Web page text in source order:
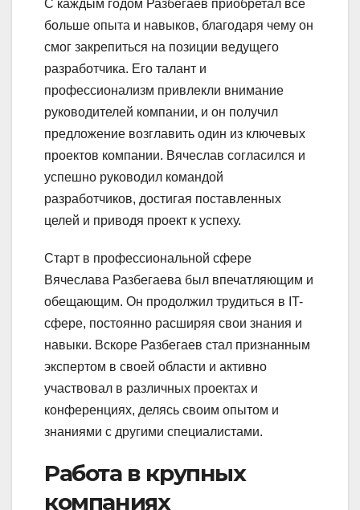
С каждым годом Разбегаев приобретал все
больше опыта и навыков, благодаря чему он
смог закрепиться на позиции ведущего
разработчика. Его талант и
профессионализм привлекли внимание
руководителей компании, и он получил
предложение возглавить один из ключевых
проектов компании. Вячеслав согласился и
успешно руководил командой
разработчиков, достигая поставленных
целей и приводя проект к успеху.
Старт в профессиональной сфере
Вячеслава Разбегаева был впечатляющим и
обещающим. Он продолжил трудиться в IT-
сфере, постоянно расширяя свои знания и
навыки. Вскоре Разбегаев стал признанным
экспертом в своей области и активно
участвовал в различных проектах и
конференциях, делясь своим опытом и
знаниями с другими специалистами.
Работа в крупных
компаниях